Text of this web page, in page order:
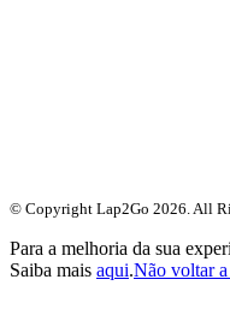
© Copyright Lap2Go 2026 . All
Para a melhoria da sua
Saiba mais aqui.Não voltar a